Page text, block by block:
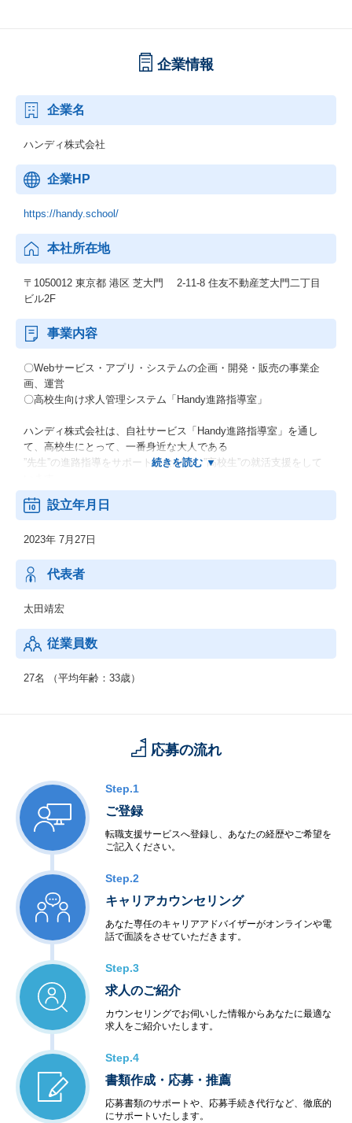
企業情報
企業名
ハンディ株式会社
企業HP
https://handy.school/
本社所在地
〒1050012 東京都 港区 芝大門 2-11-8 住友不動産芝大門二丁目
ビル2F
事業内容
〇Webサービス・アプリ・システムの企画・開発・販売の事業企
画、運営
〇高校生向け求人管理システム「Handy進路指導室」
ハンディ株式会社は、自社サービス「Handy進路指導室」を通し
て、高校生にとって、一番身近な大人である
”先生”の進路指導をサポートしながら、”高校生”の就活支援をして
70年来変わらない、高卒就活の仕組みを変えることで、多忙な先
生の働き方改革と、
さらに、企業の高卒採用手法に新しい風を吹き込むことによっ
て、人に投資をする”良い会社”に、
”良い人材”が集まるよう、採用力の向上を支援しています。
設立年月日
2023年 7月27日
代表者
太田靖宏
従業員数
27名 （平均年齢：33歳）
応募の流れ
Step.1
ご登録
転職支援サービスへ登録し、あなたの経歴やご希望を
ご記入ください。
Step.2
キャリアカウンセリング
あなた専任のキャリアアドバイザーがオンラインや電
話で面談をさせていただきます。
Step.3
求人のご紹介
カウンセリングでお伺いした情報からあなたに最適な
求人をご紹介いたします。
Step.4
書類作成・応募・推薦
応募書類のサポートや、応募手続き代行など、徹底的
にサポートいたします。